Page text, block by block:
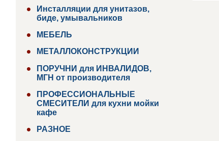
Инсталляции для унитазов,
биде, умывальников
МЕБЕЛЬ
МЕТАЛЛОКОНСТРУКЦИИ
ПОРУЧНИ для ИНВАЛИДОВ,
МГН от производителя
ПРОФЕССИОНАЛЬНЫЕ
СМЕСИТЕЛИ для кухни мойки
кафе
РАЗНОЕ